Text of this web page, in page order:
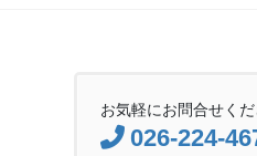
お気軽にお問合せくだ
026-224-